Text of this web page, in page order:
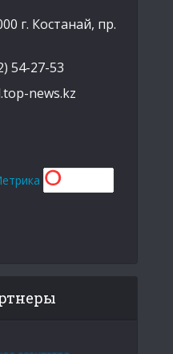
г. Костанай, пр.
54-27-53
news.kz